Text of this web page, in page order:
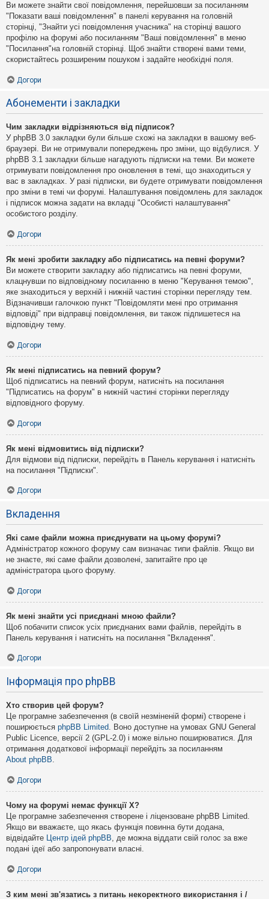
Ви можете знайти свої повідомлення, перейшовши за посиланням
"Показати ваші повідомлення" в панелі керування на головній
сторінці, "Знайти усі повідомлення учасника" на сторінці вашого
профілю на форумі або посиланням "Ваші повідомлення" в меню
"Посилання"на головній сторінці. Щоб знайти створені вами теми,
скористайтесь розширеним пошуком і задайте необхідні поля.
Догори
Абонементи і закладки
Чим закладки відрізняються від підписок?
У phpBB 3.0 закладки були більше схожі на закладки в вашому веб-
браузері. Ви не отримували попереджень про зміни, що відбулися. У
phpBB 3.1 закладки більше нагадують підписки на теми. Ви можете
отримувати повідомлення про оновлення в темі, що знаходиться у
вас в закладках. У разі підписки, ви будете отримувати повідомлення
про зміни в темі чи форумі. Налаштування повідомлень для закладок
і підписок можна задати на вкладці "Особисті налаштування"
особистого розділу.
Догори
Як мені зробити закладку або підписатись на певні форуми?
Ви можете створити закладку або підписатись на певні форуми,
клацнувши по відповідному посиланню в меню "Керування темою",
яке знаходиться у верхній і нижній частині сторінки перегляду тем.
Відзначивши галочкою пункт "Повідомляти мені про отримання
відповіді" при відправці повідомлення, ви також підпишетеся на
відповідну тему.
Догори
Як мені підписатись на певний форум?
Щоб підписатись на певний форум, натисніть на посилання
"Підписатись на форум" в нижній частині сторінки перегляду
відповідного форуму.
Догори
Як мені відмовитись від підписки?
Для відмови від підписки, перейдіть в Панель керування і натисніть
на посилання "Підписки".
Догори
Вкладення
Які саме файли можна приєднувати на цьому форумі?
Адміністратор кожного форуму сам визначає типи файлів. Якщо ви
не знаєте, які саме файли дозволені, запитайте про це
адміністратора цього форуму.
Догори
Як мені знайти усі приєднані мною файли?
Щоб побачити список усіх приєднаних вами файлів, перейдіть в
Панель керування і натисніть на посилання "Вкладення".
Догори
Інформація про phpBB
Хто створив цей форум?
Це програмне забезпечення (в своїй незміненій формі) створене і
поширюється phpBB Limited. Воно доступне на умовах GNU General
Public Licence, версії 2 (GPL-2.0) і може вільно поширюватися. Для
отримання додаткової інформації перейдіть за посиланням
About phpBB.
Догори
Чому на форумі немає функції X?
Це програмне забезпечення створене і ліцензоване phpBB Limited.
Якщо ви вважаєте, що якась функція повинна бути додана,
відвідайте Центр ідей phpBB, де можна віддати свій голос за вже
подані ідеї або запропонувати власні.
Догори
З ким мені зв'язатись з питань некоректного використання і /